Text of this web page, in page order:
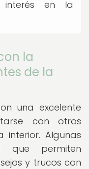
en la
la
de la
una excelente
con otros
interior. Algunas
que permiten
y trucos con